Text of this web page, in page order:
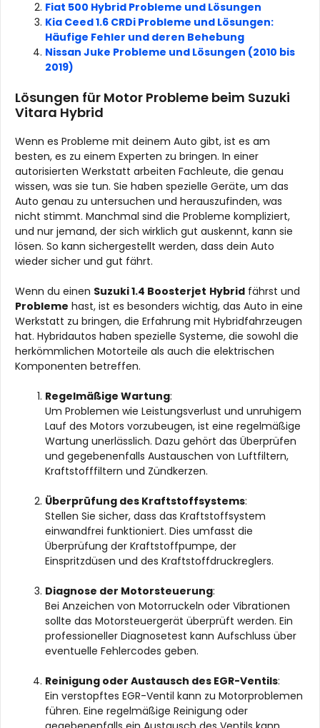
Fiat 500 Hybrid Probleme und Lösungen
Kia Ceed 1.6 CRDi Probleme und Lösungen:
Häufige Fehler und deren Behebung
Nissan Juke Probleme und Lösungen (2010 bis
2019)
Lösungen für Motor Probleme beim Suzuki
Vitara Hybrid
Wenn es Probleme mit deinem Auto gibt, ist es am
besten, es zu einem Experten zu bringen. In einer
autorisierten Werkstatt arbeiten Fachleute, die genau
wissen, was sie tun. Sie haben spezielle Geräte, um das
Auto genau zu untersuchen und herauszufinden, was
nicht stimmt. Manchmal sind die Probleme kompliziert,
und nur jemand, der sich wirklich gut auskennt, kann sie
lösen. So kann sichergestellt werden, dass dein Auto
wieder sicher und gut fährt.
Wenn du einen Suzuki 1.4 Boosterjet Hybrid fährst und
Probleme hast, ist es besonders wichtig, das Auto in eine
Werkstatt zu bringen, die Erfahrung mit Hybridfahrzeugen
hat. Hybridautos haben spezielle Systeme, die sowohl die
herkömmlichen Motorteile als auch die elektrischen
Komponenten betreffen.
Regelmäßige Wartung:
Um Problemen wie Leistungsverlust und unruhigem
Lauf des Motors vorzubeugen, ist eine regelmäßige
Wartung unerlässlich. Dazu gehört das Überprüfen
und gegebenenfalls Austauschen von Luftfiltern,
Kraftstofffiltern und Zündkerzen.
Überprüfung des Kraftstoffsystems:
Stellen Sie sicher, dass das Kraftstoffsystem
einwandfrei funktioniert. Dies umfasst die
Überprüfung der Kraftstoffpumpe, der
Einspritzdüsen und des Kraftstoffdruckreglers.
Diagnose der Motorsteuerung:
Bei Anzeichen von Motorruckeln oder Vibrationen
sollte das Motorsteuergerät überprüft werden. Ein
professioneller Diagnosetest kann Aufschluss über
eventuelle Fehlercodes geben.
Reinigung oder Austausch des EGR-Ventils:
Ein verstopftes EGR-Ventil kann zu Motorproblemen
führen. Eine regelmäßige Reinigung oder